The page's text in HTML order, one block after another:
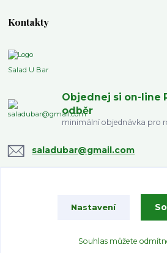
Kontakty
Salad U Bar
Objednej si on-line
odběr
minimální objednávka pro
saladubar@gmail.com
Vytvořeno na
Nastavení
Souhlas můžete